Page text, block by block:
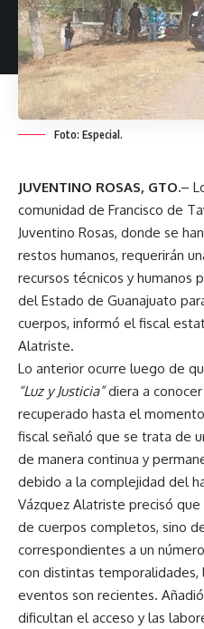
Foto: Especial.
JUVENTINO ROSAS, GTO.–
comunidad de Francisco de
Juventino Rosas, donde se
restos humanos, requerirán
recursos técnicos y humanos
del Estado de Guanajuato
cuerpos, informó el fiscal
Alatriste.
Lo anterior ocurre luego de
“Luz y Justicia”diera a conocer
recuperado hasta el
fiscal señaló que se trata de
de manera continua y
debido a la complejidad del
Vázquez Alatriste precisó
de cuerpos completos, sino
correspondientes a un
con distintas
eventos son recientes.
dificultan el acceso y las